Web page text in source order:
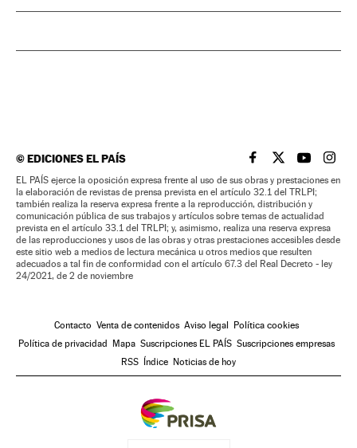
©EDICIONES EL PAÍS EL PAÍS BRASIL EN
EL PAÍSEL PAÍS
EL
EL PAÍS ejerce la oposición expresa frente al uso de sus obras y prestaciones en
la elaboración de revistas de prensa prevista en el artículo 32.1 del TRLPI;
también realiza la reserva expresa frente a la reproducción, distribución y
comunicación pública de sus trabajos y artículos sobre temas de actualidad
prevista en el artículo 33.1 del TRLPI; y, asimismo, realiza una reserva expresa
de las reproducciones y usos de las obras y otras prestaciones accesibles desde
este sitio web a medios de lectura mecánica u otros medios que resulten
adecuados a tal fin de conformidad con el artículo 67.3 del Real Decreto - ley
24/2021, de 2 de noviembre
Contacto Venta de contenidos Aviso legal
Política cookies
Política de privacidad
Mapa Suscripciones EL PAÍS Suscripciones empresas
RSS
Índice Noticias de hoy